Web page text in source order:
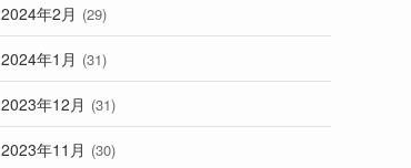
2024年2月 (29)
2024年1月 (31)
2023年12月 (31)
2023年11月 (30)